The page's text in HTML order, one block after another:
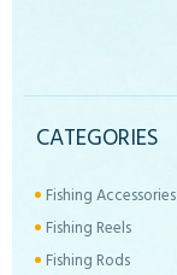
CATEGORIES
Fishing Accessories
Fishing Reels
Fishing Rods